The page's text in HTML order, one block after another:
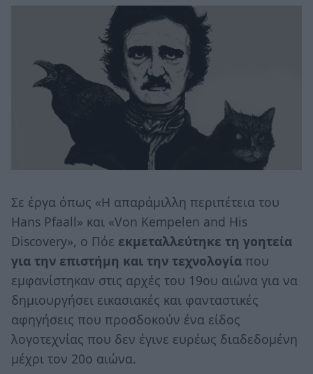
Σε έργα όπως «Η απαράμιλλη περιπέτεια του
Hans Pfaall» και «Von Kempelen and His
Discovery», ο Πόε εκμεταλλεύτηκε τη γοητεία
για την επιστήμη και την τεχνολογία που
εμφανίστηκαν στις αρχές του 19ου αιώνα για να
δημιουργήσει εικασιακές και φανταστικές
αφηγήσεις που προσδοκούν ένα είδος
λογοτεχνίας που δεν έγινε ευρέως διαδεδομένη
μέχρι τον 20ο αιώνα.